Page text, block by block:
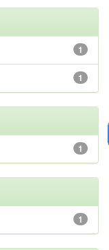
1
1
1
1